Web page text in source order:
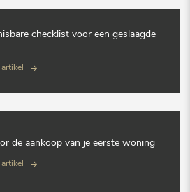
checklist voor een geslaagde
de aankoop van je eerste woning